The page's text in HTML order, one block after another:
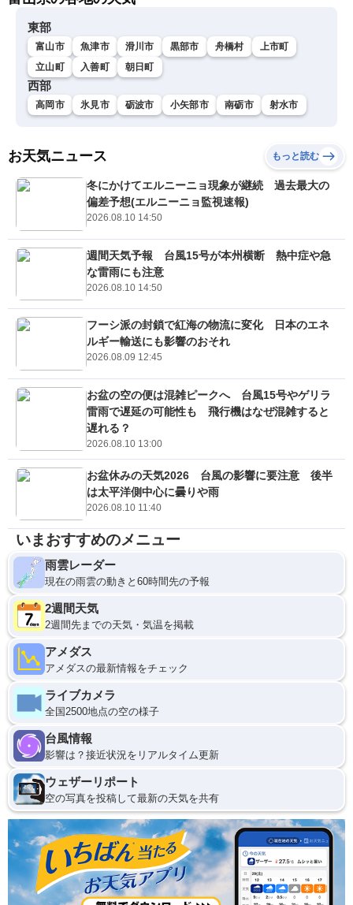
東部
富山市 魚津市 滑川市 黒部市 舟橋村
上市町
立山町
入善町 朝日町
西部
高岡市 氷見市 砺波市 小矢部市 南砺市 射水市
お天気ニュース もっと読む
冬にかけてエルニーニョ現象が継続 過去最大の
偏差予想(エルニーニョ監視速報)
2026.08.10 14:50
週間天気予報 台風15号が本州横断 熱中症や急
な雷雨にも注意
2026.08.10 14:50
フーシ派の封鎖で紅海の物流に変化 日本のエネ
ルギー輸送にも影響のおそれ
2026.08.09 12:45
お盆の空の便は混雑ピークへ 台風15号やゲリラ
雷雨で遅延の可能性も 飛行機はなぜ混雑すると
遅れる？
2026.08.10 13:00
お盆休みの天気2026 台風の影響に要注意 後半
は太平洋側中心に曇りや雨
2026.08.10 11:40
いまおすすめのメニュー
雨雲レーダー
現在の雨雲の動きと60時間先の予報
2週間天気
2週間先までの天気・気温を掲載
アメダス
アメダスの最新情報をチェック
ライブカメラ
全国2500地点の空の様子
台風情報
影響は？接近状況をリアルタイム更新
ウェザーリポート
空の写真を投稿して最新の天気を共有